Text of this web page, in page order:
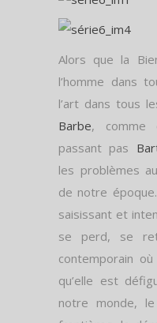
Alors que la
l’homme dans
l’art dans tous
Barbe, comme
passant pas
les problèmes
de notre
saisissant et
se perd, se
contemporain
qu’elle est
notre monde,